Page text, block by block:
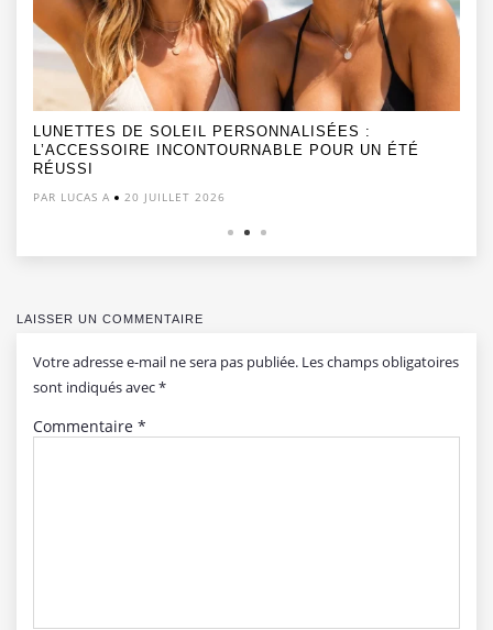
LUNETTES DE SOLEIL PERSONNALISÉES :
L’ACCESSOIRE INCONTOURNABLE POUR UN ÉTÉ
RÉUSSI
PAR LUCAS A 20 JUILLET 2026
LAISSER UN COMMENTAIRE
Votre adresse e-mail ne sera pas publiée. Les champs obligatoires
sont indiqués avec*
Commentaire *